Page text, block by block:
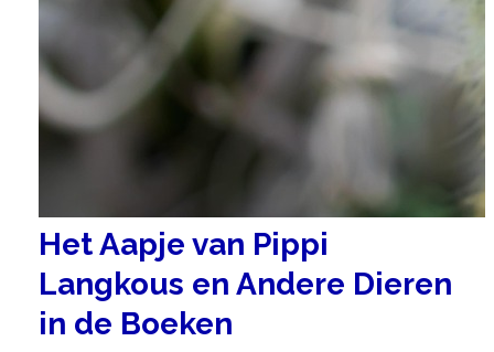
Het Aapje van Pippi
Langkous en Andere Dieren
in de Boeken